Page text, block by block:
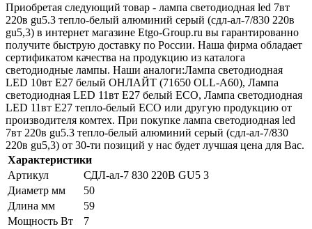
Приобретая следующий товар - лампа светодиодная led 7вт
220в gu5.3 тепло-белый алюминий серый (сдл-ал-7/830 220в
gu5,3) в интернет магазине Etgo-Group.ru вы гарантированно
получите быструю доставку по России. Наша фирма обладает
сертификатом качества на продукцию из каталога
светодиодные лампы. Наши аналоги:Лампа светодиодная
LED 10вт Е27 белый ОНЛАЙТ (71650 ОLL-A60), Лампа
светодиодная LED 11вт E27 белый ECO, Лампа светодиодная
LED 11вт E27 тепло-белый ECO или другую продукцию от
производителя комтех. При покупке лампа светодиодная led
7вт 220в gu5.3 тепло-белый алюминий серый (сдл-ал-7/830
220в gu5,3) от 30-ти позиций у нас будет лучшая цена для Вас.
Характеристики
Артикул
СДЛ-ал-7 830 220В GU5 3
Диаметр мм
50
Длина мм
59
Мощность Вт
7